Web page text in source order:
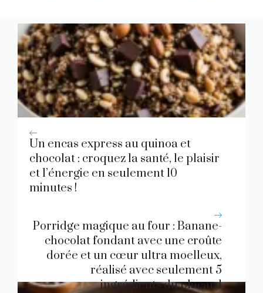
Un encas express au quinoa et
chocolat : croquez la santé, le plaisir
et l’énergie en seulement 10
minutes !
Porridge magique au four : Banane-
chocolat fondant avec une croûte
dorée et un cœur ultra moelleux,
réalisé avec seulement 5
ingrédients du placard